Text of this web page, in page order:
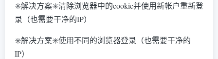
✳️解决方案✳️清除浏览器中的cookie并使用新帐户重新登
录（也需要干净的IP）
✳️解决方案✳️使用不同的浏览器登录（也需要干净的
IP）